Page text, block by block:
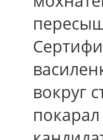
вокpуг